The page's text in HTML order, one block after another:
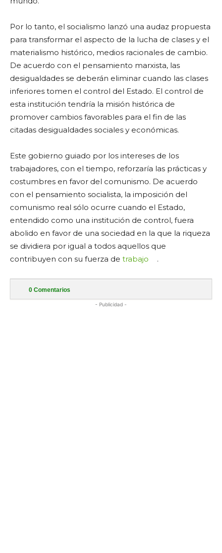
Por lo tanto, el socialismo lanzó una audaz propuesta
para transformar el aspecto de la lucha de clases y el
materialismo histórico, medios racionales de cambio.
De acuerdo con el pensamiento marxista, las
desigualdades se deberán eliminar cuando las clases
inferiores tomen el control del Estado. El control de
esta institución tendría la misión histórica de
promover cambios favorables para el fin de las
citadas desigualdades sociales y económicas.
Este gobierno guiado por los intereses de los
trabajadores, con el tiempo, reforzaría las prácticas y
costumbres en favor del comunismo. De acuerdo
con el pensamiento socialista, la imposición del
comunismo real sólo ocurre cuando el Estado,
entendido como una institución de control, fuera
abolido en favor de una sociedad en la que la riqueza
se dividiera por igual a todos aquellos que
contribuyen con su fuerza de trabajo .
0 Comentarios
- Publicidad -